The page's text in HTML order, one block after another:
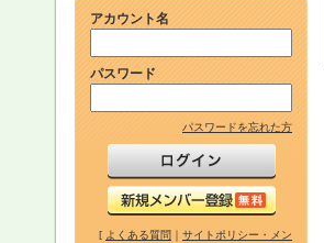
アカウント名
パスワード
パスワードを忘れた方
[ よくある質問 ｜ サイトポリシー・メン